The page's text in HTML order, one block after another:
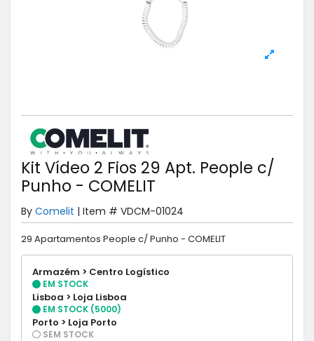
Kit Vídeo 2 Fios 29 Apt. People c/
Punho - COMELIT
By Comelit | Item # VDCM-01024
29 Apartamentos People c/ Punho - COMELIT
Armazém > Centro Logístico
EM STOCK
Lisboa > Loja Lisboa
EM STOCK (5000)
Porto > Loja Porto
SEM STOCK